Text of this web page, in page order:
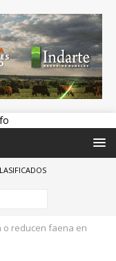
o reducen faena en